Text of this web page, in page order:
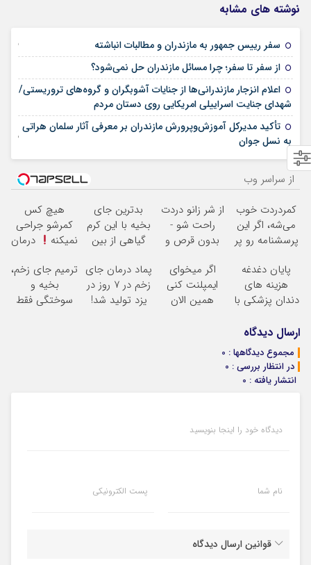
نوشته های مشابه
سفر رییس جمهور به مازندران و مطالبات انباشته 25 فوریه 2026
از سفر تا سفر؛ چرا مسائل مازندران حل نمی‌شود؟
اعلام انزجار مازندرانی‌ها از جنایات آشوبگران و گروه‌های تروریستی/
شهدای جنایت اسراییلی امریکایی روی دستان مردم
تأکید مدیرکل آموزش‌وپرورش مازندران بر معرفی آثار سلمان هراتی
به نسل جوان
02 نوامبر 2025
از سراسر وب
کمردردت خوب
می‌شه، اگر این
پرسشنامه رو پر
از شر زانو دردت
راحت شو -
بدون قرص و
بدترین جای
بخیه با این کرم
گیاهی از بین
رایگان)
هیچ کس
کمرشو جراحی
نمیکنه
درمان
قرص
(پرسشنامه)
پایان دغدغه
هزینه های
دندان پزشکی با
خانگی
اگر میخوای
ایمپلنت کنی
همین الان
پماد درمان جای
زخم در ۷ روز در
یزد تولید شد!
ترمیم جای زخم،
بخیه و
سوختگی فقط
ارسال دیدگاه
مجموع دیدگاهها : 0
در انتظار بررسی : 0
انتشار یافته : 0
دیدگاه خود را اینجا بنویسید
نام شما پست الکترونیکی
قوانین ارسال دیدگاه